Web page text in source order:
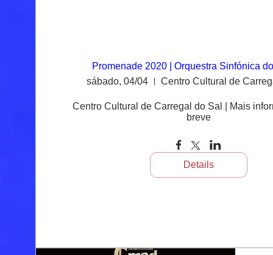
Promenade 2020 | Orquestra Sinfónica
sábado, 04/04
Centro Cultural de
Centro Cultural de Carregal do Sal | Mais
breve
Details